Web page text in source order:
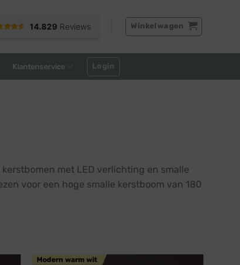
Winkelwagen
Klantenservice Login
met LED verlichting en smalle
voor een hoge smalle kerstboom van 180
Modern warm wit